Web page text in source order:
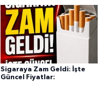
Sigaraya Zam Geldi: İşte
Güncel Fiyatlar: